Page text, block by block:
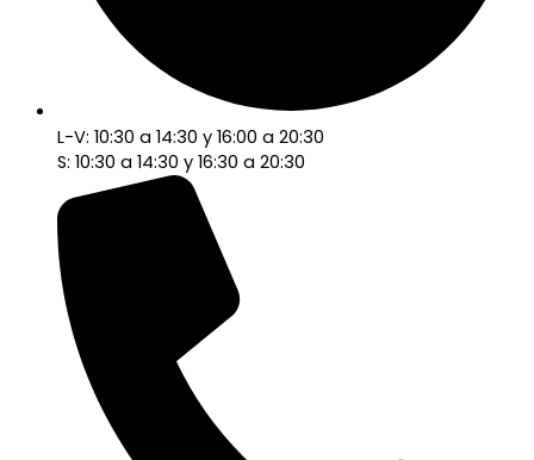
L-V: 10:30 a 14:30 y 16:00 a 20:30
S: 10:30 a 14:30 y 16:30 a 20:30